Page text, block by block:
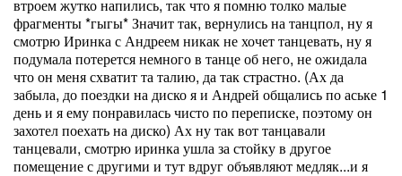
втроем жутко напились, так что я помню толко малые
фрагменты *гыгы* Значит так, вернулись на танцпол, ну я
смотрю Иринка с Андреем никак не хочет танцевать, ну я
подумала потерется немного в танце об него, не ожидала
что он меня схватит та талию, да так страстно. (Ах да
забыла, до поездки на диско я и Андрей общались по аське 1
день и я ему понравилась чисто по переписке, поэтому он
захотел поехать на диско) Ах ну так вот танцавали
танцевали, смотрю иринка ушла за стойку в другое
помещение с другими и тут вдруг объявляют медляк...и я